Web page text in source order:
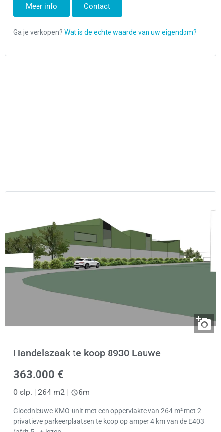
Meer info Contact
Handelszaak te koop 8930 Lauwe
363.000 €
0 slp. 264 m2 6m
Gloednieuwe KMO-unit met een oppervlakte van 264 m² met 2
privatieve parkeerplaatsen te koop op amper 4 km van de E403